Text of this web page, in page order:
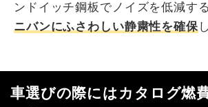
ンドイッチ鋼板でノイズを低減す
ニバンにふさわしい静粛性を確保
車選びの際にはカタログ燃